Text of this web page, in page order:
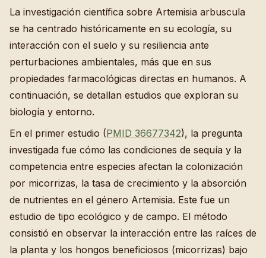
La investigación científica sobre Artemisia arbuscula
se ha centrado históricamente en su ecología, su
interacción con el suelo y su resiliencia ante
perturbaciones ambientales, más que en sus
propiedades farmacológicas directas en humanos. A
continuación, se detallan estudios que exploran su
biología y entorno.
En el primer estudio (PMID 36677342), la pregunta
investigada fue cómo las condiciones de sequía y la
competencia entre especies afectan la colonización
por micorrizas, la tasa de crecimiento y la absorción
de nutrientes en el género Artemisia. Este fue un
estudio de tipo ecológico y de campo. El método
consistió en observar la interacción entre las raíces de
la planta y los hongos beneficiosos (micorrizas) bajo